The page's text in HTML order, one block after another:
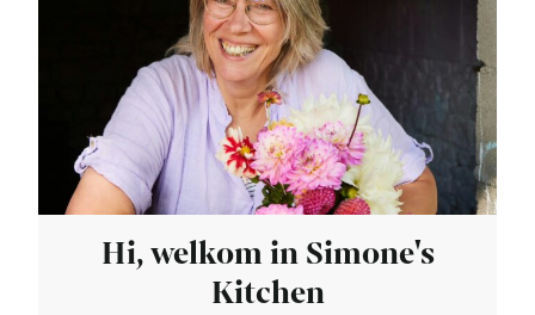
Hi, welkom in Simone's
Kitchen